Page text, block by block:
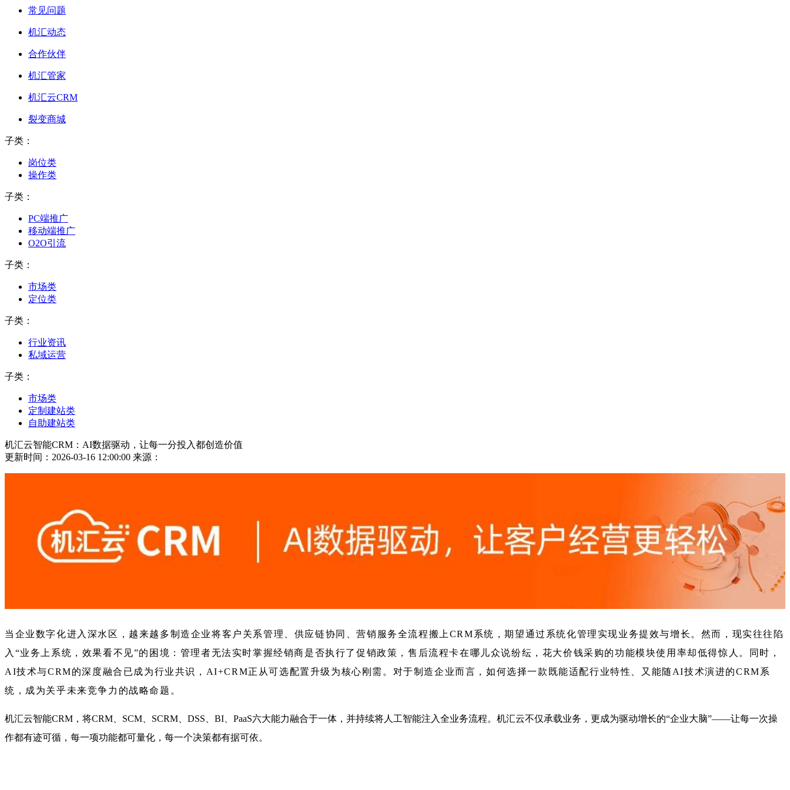
常见问题
机汇动态
合作伙伴
机汇管家
机汇云CRM
裂变商城
子类：
岗位类
操作类
子类：
PC端推广
移动端推广
O2O引流
子类：
市场类
定位类
子类：
行业资讯
私域运营
子类：
市场类
定制建站类
自助建站类
机汇云智能CRM：AI数据驱动，让每一分投入都创造价值
更新时间：2026-03-16 12:00:00 来源：
当企业数字化进入深水区，越来越多制造企业将客户关系管理、供应链协同、营销服务全流程搬上 CRM系统 ，期望通过系统化管理实现业务提效与增长。然而，现实往往陷
入“业务上系统，效果看不见”的困境：管理者无法实时掌握经销商是否执行了促销政策，售后流程卡在哪儿众说纷纭，花大价钱采购的功能模块使用率却低得惊人。同时，
AI技术与CRM的深度融合已成为行业共识，AI+CRM正从可选配置升级为核心刚需。对于制造企业而言，如何选择一款既能适配行业特性、又能随AI技术演进的CRM系
统，成为关乎未来竞争力的战略命题。
机汇云智能CRM，将CRM、 SCM 、SCRM、DSS、BI、PaaS六大能力融合于一体，并持续将人工智能注入全业务流程。机汇云不仅承载业务，更成为驱动增长的“企业大脑”——让每一次操
作都有迹可循，每一项功能都可量化，每一个决策都有据可依。